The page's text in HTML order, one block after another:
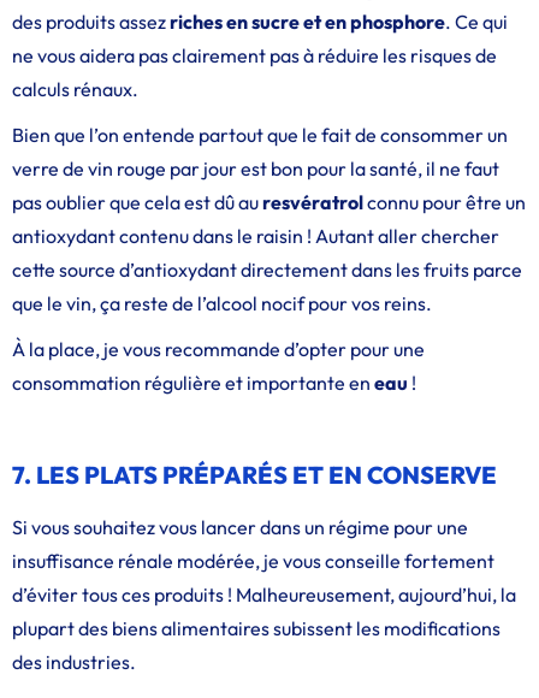
des produits assezriches en sucre et en phosphore. Ce qui
ne vous aidera pas clairement pas à réduire les risques de
calculs rénaux.
Bien que l’on entende partout que le fait de consommer un
verre de vin rouge par jour est bon pour la santé, il ne faut
pas oublier que cela est dû auresvératrolconnu pour être un
antioxydant contenu dans le raisin ! Autant aller chercher
cette source d’antioxydant directement dans les fruits parce
que le vin, ça reste de l’alcool nocif pour vos reins.
À la place, je vous recommande d’opter pour une
consommation régulière et importante en eau !
7. LES PLATS PRÉPARÉS ET EN CONSERVE
Si vous souhaitez vous lancer dans un régime pour une
insuffisance rénale modérée, je vous conseille fortement
d’éviter tous ces produits ! Malheureusement, aujourd’hui, la
plupart des biens alimentaires subissent les modifications
des industries.